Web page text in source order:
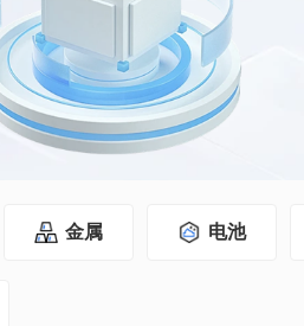
金属 电池